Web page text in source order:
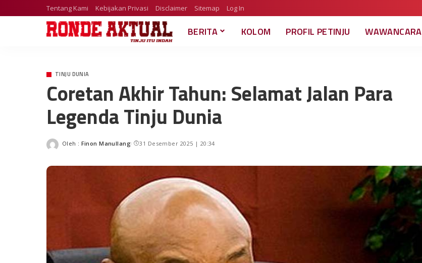
Tentang Kami Kebijakan Privasi Disclaimer Sitemap Log In
BERITA KOLOM PROFIL PETINJU WAWANCARA
TINJU DUNIA
Coretan Akhir Tahun: Selamat Jalan Para
Legenda Tinju Dunia
Oleh : Finon Manullang 31 Desember 2025 | 20:34